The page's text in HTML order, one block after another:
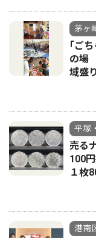
茅ヶ
｢ご
の場
域盛
平塚
売る
100
１枚
港南